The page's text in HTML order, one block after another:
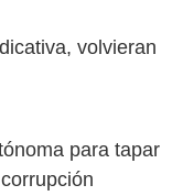
volvieran
para tapar